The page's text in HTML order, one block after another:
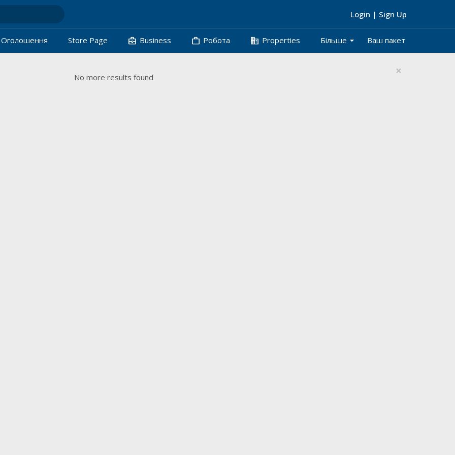
Login | Sign Up
Oголошення Store Page business_center Business work Робота business Properties arrow_drop_down
Більше Ваш пакет
×
No more results found